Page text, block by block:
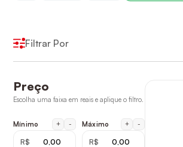
Filtrar Por
Preço
Escolha uma faixa em reais e aplique o filtro.
Mínimo + -
R$
Máximo + -
R$